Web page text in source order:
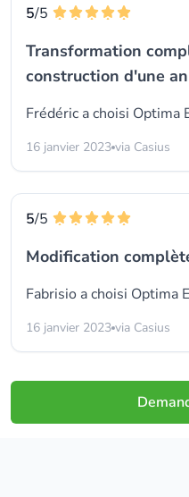
5/5
Transformation
construction d'une
Frédéric a choisi Optima
16 janvier 2023 via Casius
5/5
Modification
Fabrisio a choisi Optima
16 janvier 2023 via Casius